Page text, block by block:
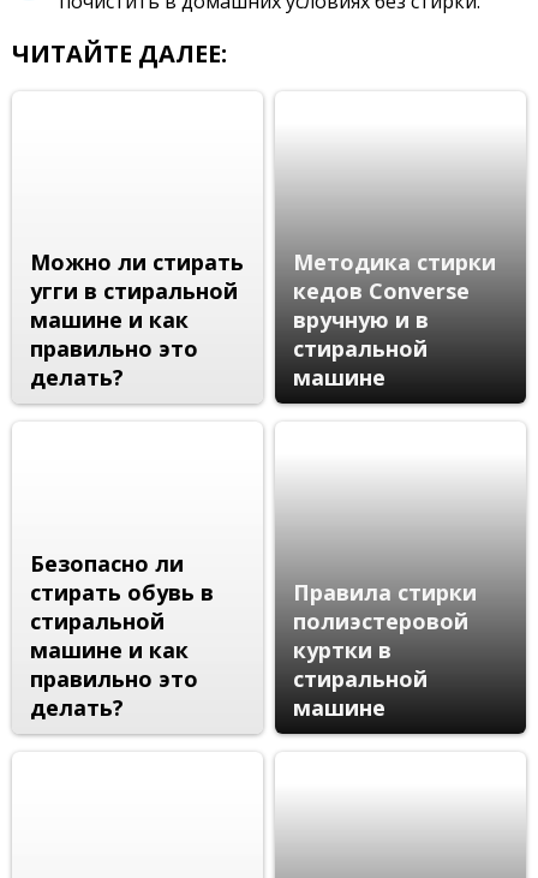
ЧИТАЙТЕ ДАЛЕЕ:
Можно ли стирать
угги в стиральной
машине и как
правильно это
делать?
Методика стирки
кедов Converse
вручную и в
стиральной
машине
Безопасно ли
стирать обувь в
стиральной
машине и как
правильно это
делать?
Правила стирки
полиэстеровой
куртки в
стиральной
машине